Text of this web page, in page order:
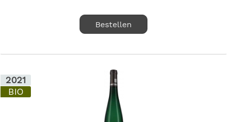
Bestellen
2021
BIO